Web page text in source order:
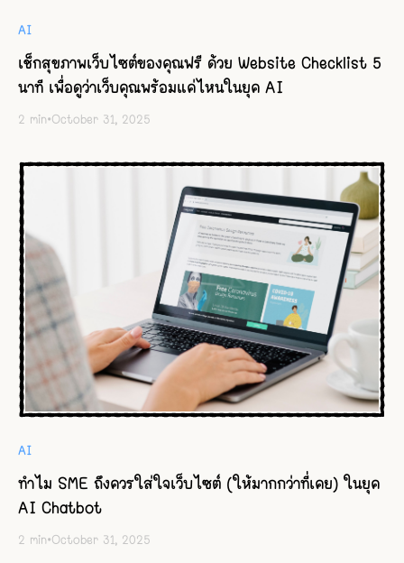
AI
เช็กสุขภาพเว็บไซต์ของคุณฟรี ด้วย Website Checklist 5
นาที เพื่อดูว่าเว็บคุณพร้อมแค่ไหนในยุค AI
2 min•October 31, 2025
AI
ทำไม SME ถึงควรใส่ใจเว็บไซต์ (ให้มากกว่าที่เคย) ในยุค
AI Chatbot
2 min•October 31, 2025